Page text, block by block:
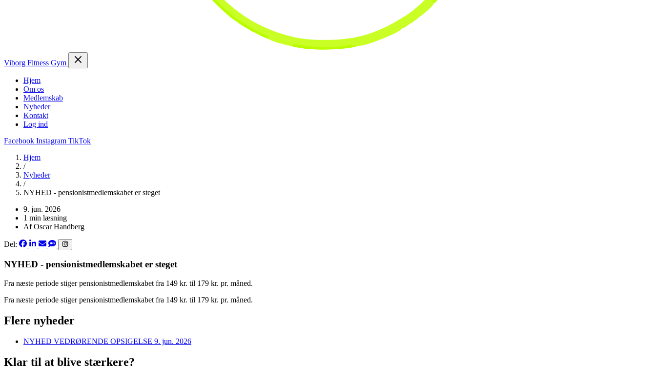
Viborg Fitness Gym
Hjem
Om os
Medlemskab
Nyheder
Kontakt
Log ind
Facebook Instagram TikTok
Hjem
/
Nyheder
/
NYHED - pensionistmedlemskabet er steget
9. jun. 2026
1 min læsning
Af Oscar Handberg
Del:
NYHED - pensionistmedlemskabet er steget
Fra næste periode stiger pensionistmedlemskabet fra 149 kr. til 179 kr. pr. måned.
Fra næste periode stiger pensionistmedlemskabet fra 149 kr. til 179 kr. pr. måned.
Flere nyheder
NYHED VEDRØRENDE OPSIGELSE 9. jun. 2026
Klar til at blive stærkere?